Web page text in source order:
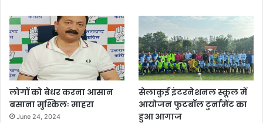
लोगों को बेधर करना आसान
बसाना मुश्किलः माहरा
June 24, 2024
सेलाकुई इंटरनेशनल स्कूल में
आयोजन फुटबॉल टुर्नामेंट का
हुआ आगाज